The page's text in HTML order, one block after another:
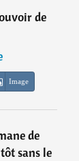
de
Image
de
sans le